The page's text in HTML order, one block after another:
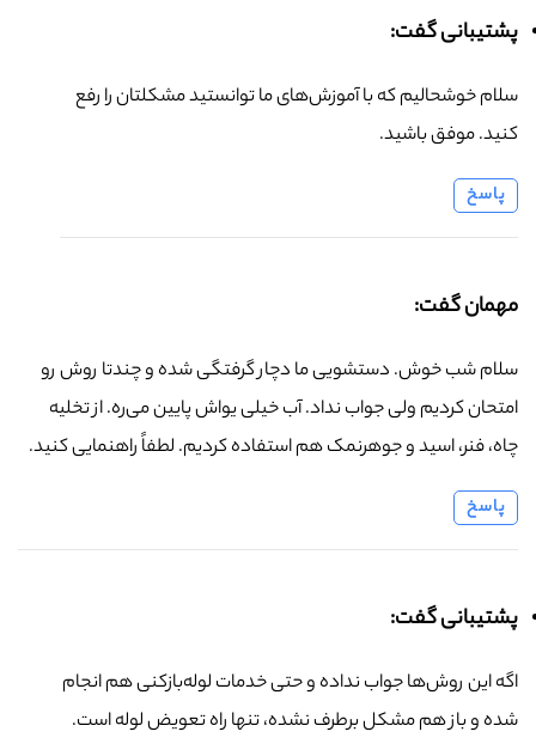
پشتیبانی گفت:
سلام خوشحالیم که با آموزش‌های ما توانستید مشکلتان را رفع
کنید. موفق باشید.
پاسخ
مهمان گفت:
سلام شب خوش. دستشویی ما دچار گرفتگی شده و چندتا روش رو
امتحان کردیم ولی جواب نداد. آب خیلی یواش پایین می‌ره. از تخلیه
چاه، فنر، اسید و جوهرنمک هم استفاده کردیم. لطفاً راهنمایی کنید.
پاسخ
پشتیبانی گفت:
اگه این روش‌ها جواب نداده و حتی خدمات لوله‌بازکنی هم انجام
شده و باز هم مشکل برطرف نشده، تنها راه تعویض لوله است.